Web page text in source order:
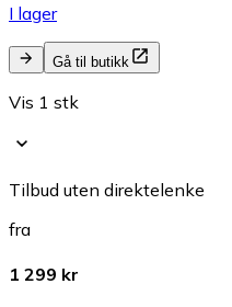
I lager
Gå til butikk
Vis 1 stk
Tilbud uten direktelenke
fra
1 299 kr